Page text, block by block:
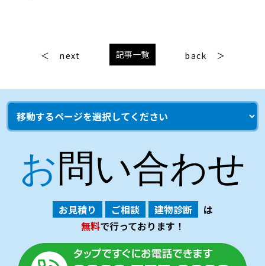
next 記事一覧 back
お問い合わせ
お見積り ご相談 建物診断
は
無料で行っております！